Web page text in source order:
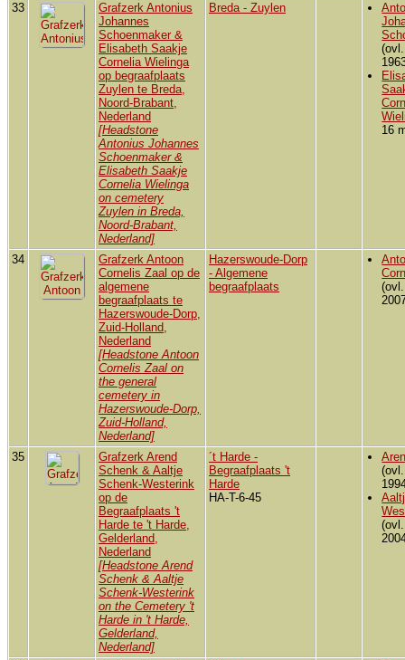
33
Grafzerk Antonius
Johannes
Schoenmaker &
Elisabeth Saakje
Cornelia Wielinga
op begraafplaats
Zuylen te Breda,
Noord-Brabant,
Nederland
[Headstone
Antonius Johannes
Schoenmaker &
Elisabeth Saakje
Cornelia Wielinga
on cemetery
Zuylen in Breda,
Noord-Brabant,
Nederland]
Breda - Zuylen
16
34
Grafzerk Antoon
Cornelis Zaal op de
algemene
begraafplaats te
Hazerswoude-Dorp,
Zuid-Holland,
Nederland
[Headstone Antoon
Cornelis Zaal on
the general
cemetery in
Hazerswoude-Dorp,
Zuid-Holland,
Nederland]
Hazerswoude-Dorp
- Algemene
begraafplaats
35
Grafzerk Arend
Schenk & Aaltje
Schenk-Westerink
op de
Begraafplaats 't
Harde te 't Harde,
Gelderland,
Nederland
[Headstone Arend
Schenk & Aaltje
Schenk-Westerink
on the Cemetery 't
Harde in 't Harde,
Gelderland,
Nederland]
´t Harde -
Begraafplaats 't
Harde
HA-T-6-45